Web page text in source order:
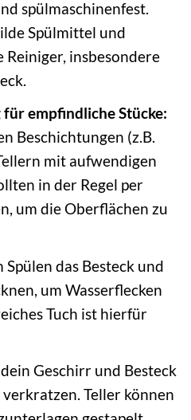
spülmaschinenfest.
Spülmittel und
Reiniger, insbesondere
empfindliche Stücke:
Beschichtungen (z.B.
mit aufwendigen
in der Regel per
um die Oberflächen zu
Spülen das Besteck und
um Wasserflecken
Tuch ist hierfür
Geschirr und Besteck
verkratzen. Teller können